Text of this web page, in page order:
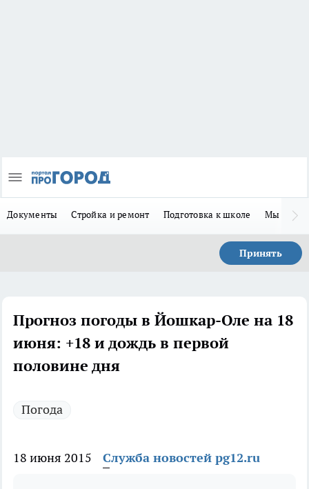
Документы Стройка и ремонт Подготовка к школе Мы в MAX
Принять
Прогноз погоды в Йошкар-Оле на 18
июня: +18 и дождь в первой
половине дня
Погода
18 июня 2015 Служба новостей pg12.ru